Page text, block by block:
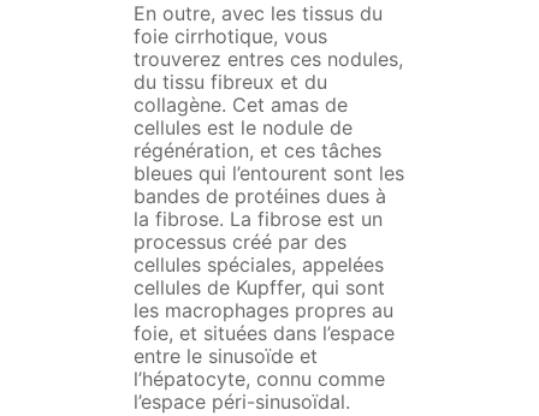
En outre, avec les tissus du
foie cirrhotique, vous
trouverez entres ces nodules,
du tissu fibreux et du
collagène. Cet amas de
cellules est le nodule de
régénération, et ces tâches
bleues qui l’entourent sont les
bandes de protéines dues à
la fibrose. La fibrose est un
processus créé par des
cellules spéciales, appelées
cellules de Kupffer, qui sont
les macrophages propres au
foie, et situées dans l’espace
entre le sinusoïde et
l’hépatocyte, connu comme
l’espace péri-sinusoïdal.